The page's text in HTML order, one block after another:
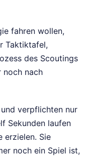
fahren wollen,
Taktiktafel,
des Scoutings
noch nach
verpflichten nur
Sekunden laufen
erzielen. Sie
noch ein Spiel ist,